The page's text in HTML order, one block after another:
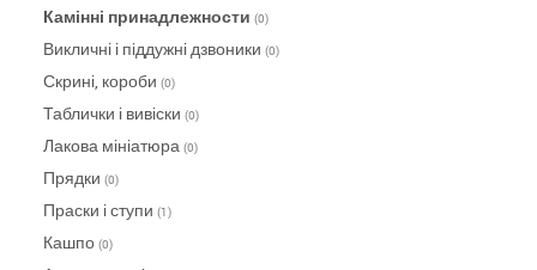
Камінні принадлежности (0)
Викличні і піддужні дзвоники (0)
Скрині, короби (0)
Таблички і вивіски (0)
Лакова мініатюра (0)
Прядки (0)
Праски і ступи (1)
Кашпо (0)